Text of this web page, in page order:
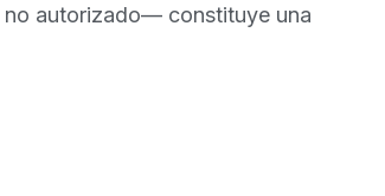
no autorizado— constituye una